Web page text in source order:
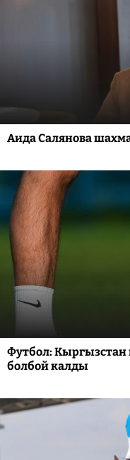
Аида Салянова
Футбол:
болбой калды